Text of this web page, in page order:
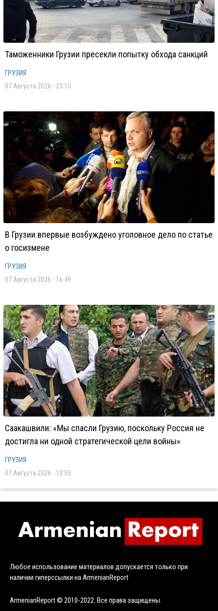
Таможенники Грузии пресекли попытку обхода санкций
ГРУЗИЯ
07 Августа 2026 - 23:10
В Грузии впервые возбуждено уголовное дело по статье
о госизмене
ГРУЗИЯ
07 Августа 2026 - 16:49
Саакашвили: «Мы спасли Грузию, поскольку Россия не
достигла ни одной стратегической цели войны»
ГРУЗИЯ
07 Августа 2026 - 12:55
Любое использование материалов допускается только при
наличии гиперссылки на ArmenianReport
ArmenianReport © 2010-2022. Все права защищены.